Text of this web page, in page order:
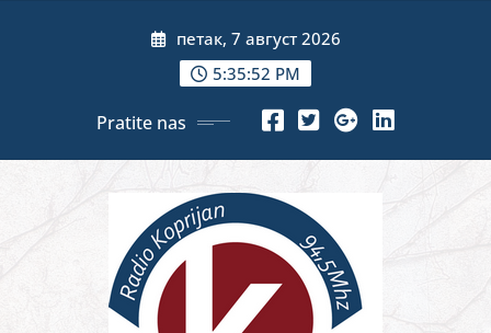
петак, 7 август 2026
5:35:54 PM
Pratite nas